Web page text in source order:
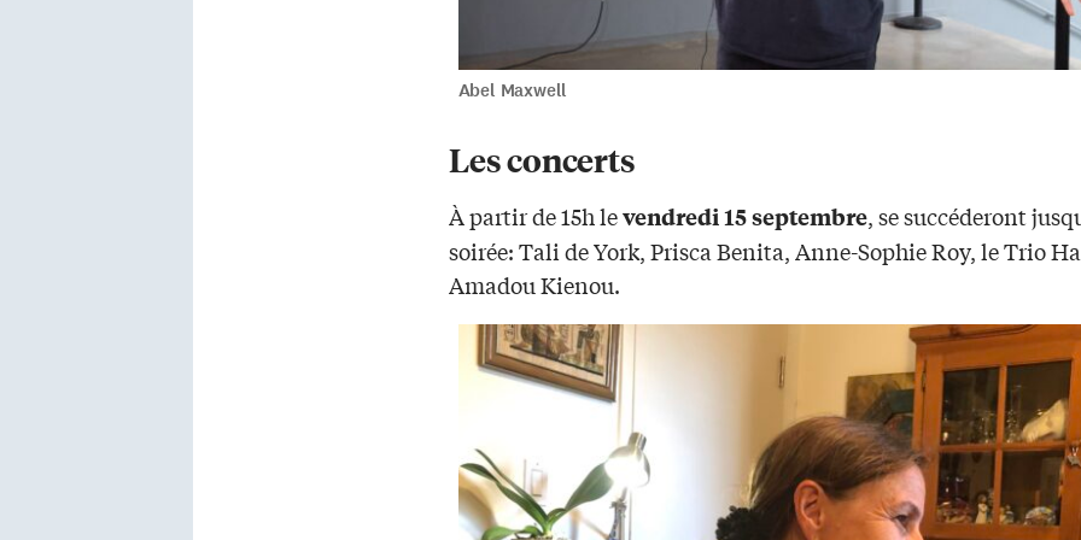
Abel Maxwell
Les concerts
À partir de 15h levendredi 15 septembre, se succéderont
soirée: Tali de York, Prisca Benita, Anne-Sophie Roy, le Trio
Amadou Kienou.